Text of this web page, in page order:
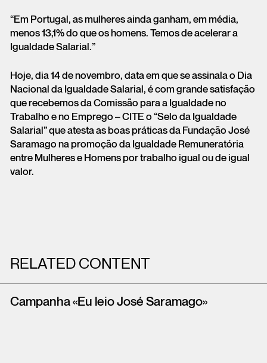
“Em Portugal, as mulheres ainda ganham, em média,
menos 13,1% do que os homens. Temos de acelerar a
Igualdade Salarial.”
Hoje, dia 14 de novembro, data em que se assinala o Dia
Nacional da Igualdade Salarial, é com grande satisfação
que recebemos da Comissão para a Igualdade no
Trabalho e no Emprego – CITE o “Selo da Igualdade
Salarial” que atesta as boas práticas da Fundação José
Saramago na promoção da Igualdade Remuneratória
entre Mulheres e Homens por trabalho igual ou de igual
valor.
RELATED CONTENT
Campanha «Eu leio José Saramago»